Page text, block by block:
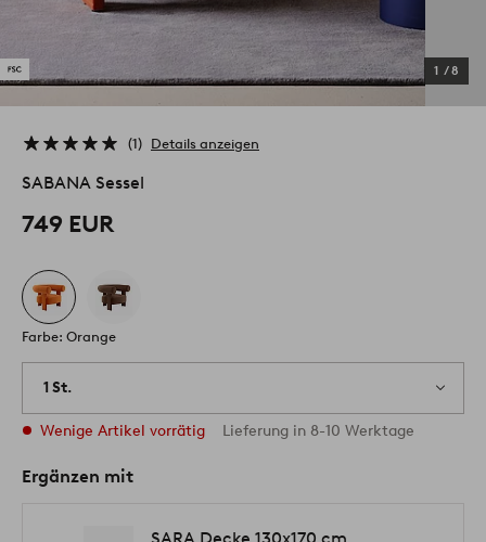
1 /8
1 Details anzeigen
SABANA Sessel
749 EUR
Farbe: Orange
1 St.
Wenige Artikel vorrätig Lieferung in 8-10 Werktage
Ergänzen mit
SARA Decke 130x170 cm